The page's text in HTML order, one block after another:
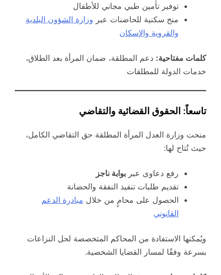
توفير تأمين طبي مجاني للأطفال
منح سكنية للحاضنات عبر وزارة الشؤون البلدية
والقروية والإسكان
كلمات مفتاحية: دعم المطلقة، ضمان المرأة بعد الطلاق،
خدمات الدولة للمطلقات
تاسعاً: الحقوق القضائية والتقاضي
منحت وزارة العدل المرأة المطلقة حق التقاضي الكامل،
حيث تُتاح لها:
رفع دعاوى عبر بوابة ناجز
تقديم طلبات تنفيذ النفقة والحضانة
الحصول على محامٍ من خلال مبادرة الدعم
القانوني
ويُمكنها الاستفادة من المحاكم المتخصصة لحل النزاعات
بسرعة وفقًا لمسار القضايا الشخصية.